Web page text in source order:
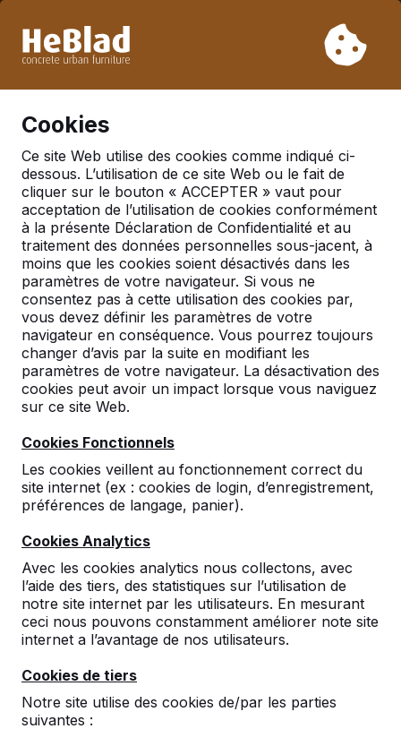
semaine 31 à la semaine 33. Veuillez donc tenir compte des
délais de livraison plus longs.
Cookies
Ce site Web utilise des cookies comme indiqué ci-
dessous. L’utilisation de ce site Web ou le fait de
cliquer sur le bouton « ACCEPTER » vaut pour
acceptation de l’utilisation de cookies conformément
à la présente Déclaration de Confidentialité et au
traitement des données personnelles sous-jacent, à
moins que les cookies soient désactivés dans les
paramètres de votre navigateur. Si vous ne
consentez pas à cette utilisation des cookies par,
vous devez définir les paramètres de votre
navigateur en conséquence. Vous pourrez toujours
changer d’avis par la suite en modifiant les
paramètres de votre navigateur. La désactivation des
cookies peut avoir un impact lorsque vous naviguez
sur ce site Web.
Cookies Fonctionnels
Les cookies veillent au fonctionnement correct du
site internet (ex : cookies de login, d’enregistrement,
préférences de langage, panier).
Cookies Analytics
Avec les cookies analytics nous collectons, avec
l’aide des tiers, des statistiques sur l’utilisation de
notre site internet par les utilisateurs. En mesurant
ceci nous pouvons constamment améliorer note site
internet a l’avantage de nos utilisateurs.
Cookies de tiers
Notre site utilise des cookies de/par les parties
suivantes :
Pages trouvées avec tags
Raquettes
Table de ping-pong outdoor
Table de ping-pong outdoor Tables de ping-
pong outdoor de HeBlad Vous êtes a la bonne
adresse pour une belle table ping-pong outdoor
que vous pourriez apprécier pendant des
nombreuses années. HeBlad est une entreprise
avec des années d’expérience dans la...
Lire la suite ->
Table de tennis de table en plein air
Table tennis de table en plein air Tout le monde
joue au tennis de table sur les tables d'extérieur
de HeBlad! Il y a de fortes chances que vous
ayez vu une table de ping-pong sur une aire de
jeux d'école ou dans une aire de jeux. HeBlad
est le plus grand dans le domaine ...
Lire la suite ->